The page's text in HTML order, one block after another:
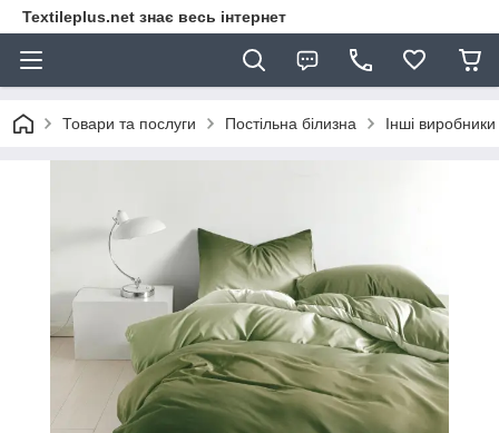
Textileplus.net знає весь інтернет
Товари та послуги Постільна білизна Інші виробники